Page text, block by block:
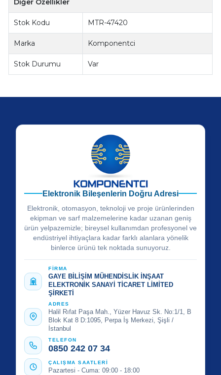
Diğer Özellikler
Stok Kodu MTR-47420
Marka Komponentci
Stok Durumu Var
Elektronik Bileşenlerin Doğru Adresi
Elektronik, otomasyon, teknoloji ve proje ürünlerinden
ekipman ve sarf malzemelerine kadar uzanan geniş
ürün yelpazemizle; bireysel kullanımdan profesyonel ve
endüstriyel ihtiyaçlara kadar farklı alanlara yönelik
binlerce ürünü tek noktada sunuyoruz.
FİRMA
GAYE BİLİŞİM MÜHENDİSLİK İNŞAAT
ELEKTRONİK SANAYİ TİCARET LİMİTED
ŞİRKETİ
ADRES
Halil Rıfat Paşa Mah., Yüzer Havuz Sk. No:1/1, B
Blok Kat 8 D:1095, Perpa İş Merkezi, Şişli /
İstanbul
TELEFON
0850 242 07 34
ÇALIŞMA SAATLERİ
Pazartesi - Cuma: 09:00 - 18:00